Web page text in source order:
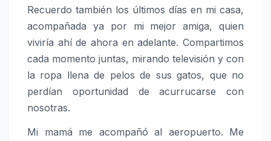
Recuerdo también los últimos días en mi casa,
acompañada ya por mi mejor amiga, quien
viviría ahí de ahora en adelante. Compartimos
cada momento juntas, mirando televisión y con
la ropa llena de pelos de sus gatos, que no
perdían oportunidad de acurrucarse con
nosotras.
Mi mamá me acompañó al aeropuerto. Me